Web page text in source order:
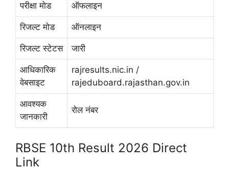
परीक्षा मोड ऑफलाइन
रिजल्ट मोड ऑनलाइन
रिजल्ट स्टेटस जारी
आधिकारिक
वेबसाइट
rajresults.nic.in /
rajeduboard.rajasthan.gov.in
आवश्यक
जानकारी
रोल नंबर
RBSE 10th Result 2026 Direct
Link